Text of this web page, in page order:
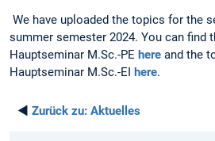
We have uploaded the topics for the
summer semester 2024. You can find
Hauptseminar M.Sc.-PE here and the
Hauptseminar M.Sc.-EI
here.
◄ Zurück zu: Aktuelles